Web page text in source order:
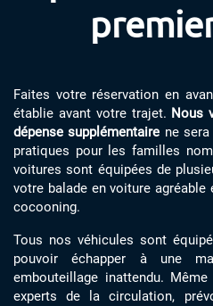
Faites votre réservation en
établie avant votre trajet. Nous
dépense supplémentaire ne
pratiques pour les familles
voitures sont équipées de
votre balade en voiture
cocooning.
Tous nos véhicules sont
pouvoir échapper à une
embouteillage inattendu.
experts de la circulation,